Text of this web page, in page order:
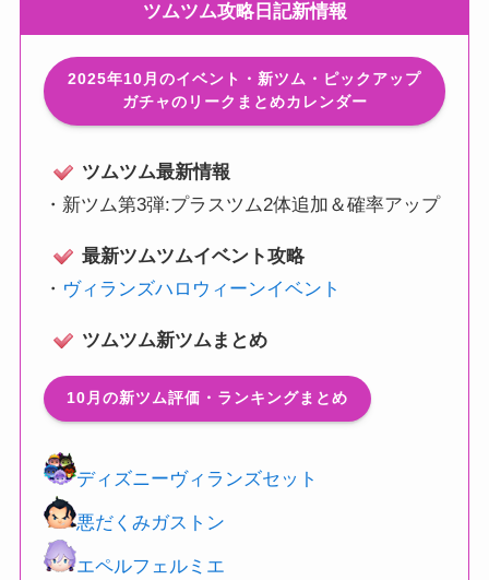
ツムツム攻略日記新情報
2025年10月のイベント・新ツム・ピックアップ
ガチャのリークまとめカレンダー
ツムツム最新情報
・ 新ツム第3弾:プラスツム2体追加＆確率アップ
最新ツムツムイベント攻略
・ ヴィランズハロウィーンイベント
ツムツム新ツムまとめ
10月の新ツム評価・ランキングまとめ
ディズニーヴィランズセット
悪だくみガストン
エペルフェルミエ